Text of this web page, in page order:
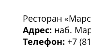
1/3
Ресторан
Адрес: наб.
Телефон: +7